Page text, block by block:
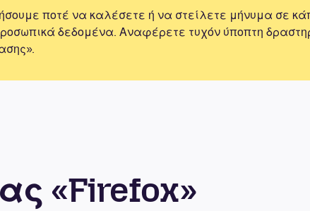
ποτέ να καλέσετε ή να στείλετε μήνυμα σε
δεδομένα. Αναφέρετε τυχόν ύποπτη
«Firefox»